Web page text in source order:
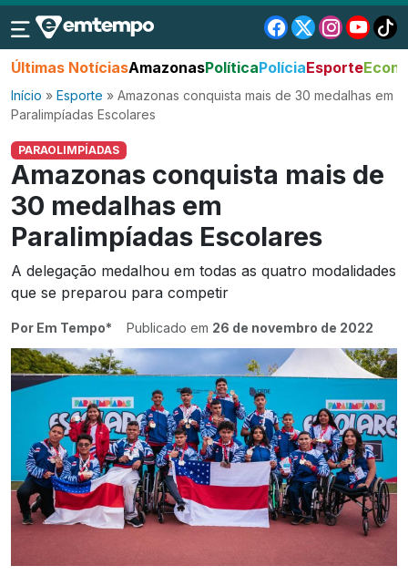
Últimas NotíciasAmazonasPolíticaPolíciaEsporte
Início » Esporte » Amazonas conquista mais de 30 medalhas em
Paralimpíadas Escolares
PARAOLIMPÍADAS
Amazonas conquista mais de
30 medalhas em
Paralimpíadas Escolares
A delegação medalhou em todas as quatro modalidades
que se preparou para competir
Por Em Tempo* Publicado em 26 de novembro de 2022